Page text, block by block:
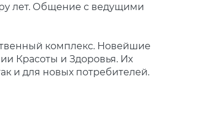
лет. Общение с ведущими
комплекс. Новейшие
Красоты и Здоровья. Их
и для новых потребителей.